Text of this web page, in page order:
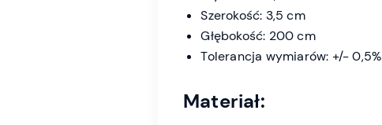
Szerokość: 3,5 cm
Głębokość: 200 cm
Tolerancja wymiarów: +/- 0,5%
Materiał: